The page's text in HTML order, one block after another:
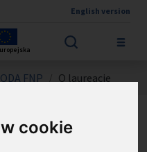
cookie
English version
FNP O laureacie
Glatt